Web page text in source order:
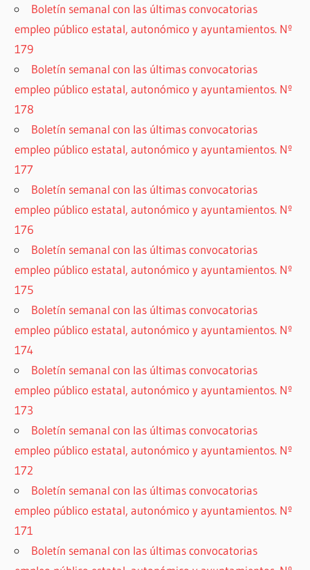
Boletín semanal con las últimas convocatorias
empleo público estatal, autonómico y ayuntamientos. Nº
179
Boletín semanal con las últimas convocatorias
empleo público estatal, autonómico y ayuntamientos. Nº
178
Boletín semanal con las últimas convocatorias
empleo público estatal, autonómico y ayuntamientos. Nº
177
Boletín semanal con las últimas convocatorias
empleo público estatal, autonómico y ayuntamientos. Nº
176
Boletín semanal con las últimas convocatorias
empleo público estatal, autonómico y ayuntamientos. Nº
175
Boletín semanal con las últimas convocatorias
empleo público estatal, autonómico y ayuntamientos. Nº
174
Boletín semanal con las últimas convocatorias
empleo público estatal, autonómico y ayuntamientos. Nº
173
Boletín semanal con las últimas convocatorias
empleo público estatal, autonómico y ayuntamientos. Nº
172
Boletín semanal con las últimas convocatorias
empleo público estatal, autonómico y ayuntamientos. Nº
171
Boletín semanal con las últimas convocatorias